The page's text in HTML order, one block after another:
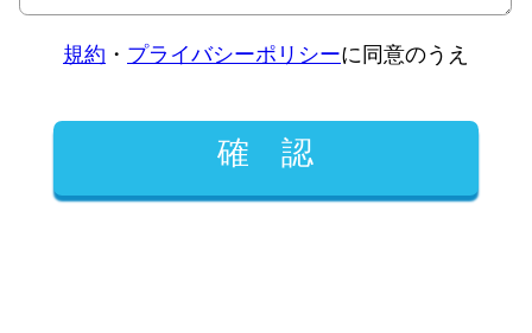
規約 ・ プライバシーポリシーに同意のうえ